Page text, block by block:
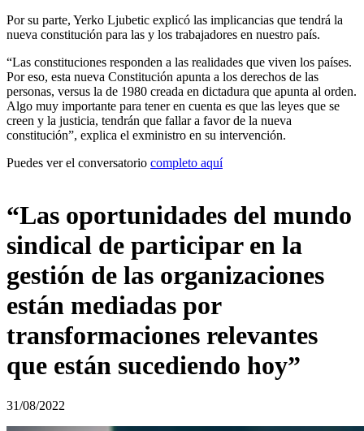
Por su parte, Yerko Ljubetic explicó las implicancias que tendrá la
nueva constitución para las y los trabajadores en nuestro país.
“Las constituciones responden a las realidades que viven los países.
Por eso, esta nueva Constitución apunta a los derechos de las
personas, versus la de 1980 creada en dictadura que apunta al orden.
Algo muy importante para tener en cuenta es que las leyes que se
creen y la justicia, tendrán que fallar a favor de la nueva
constitución”, explica el exministro en su intervención.
Puedes ver el conversatorio completo aquí
“Las oportunidades del mundo
sindical de participar en la
gestión de las organizaciones
están mediadas por
transformaciones relevantes
que están sucediendo hoy”
31/08/2022